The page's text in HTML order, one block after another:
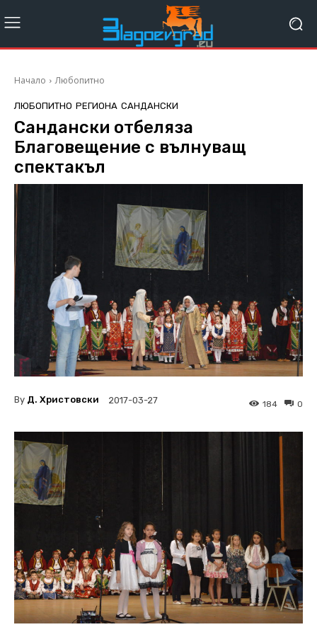
Начало Любопитно
ЛЮБОПИТНО РЕГИОНА САНДАНСКИ
Сандански отбеляза
Благовещение с вълнуващ
спектакъл
By Д. Христовски 2017-03-27 0
184